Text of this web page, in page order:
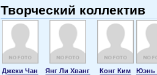
Творческий коллектив
Джеки Чан Янг Ли Хванг Конг Ким
Юэнь